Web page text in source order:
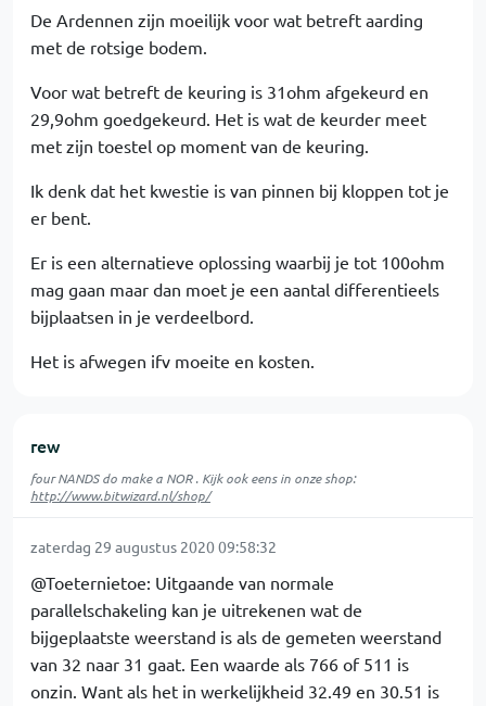
De Ardennen zijn moeilijk voor wat betreft aarding
met de rotsige bodem.
Voor wat betreft de keuring is 31ohm afgekeurd en
29,9ohm goedgekeurd. Het is wat de keurder meet
met zijn toestel op moment van de keuring.
Ik denk dat het kwestie is van pinnen bij kloppen tot je
er bent.
Er is een alternatieve oplossing waarbij je tot 100ohm
mag gaan maar dan moet je een aantal differentieels
bijplaatsen in je verdeelbord.
Het is afwegen ifv moeite en kosten.
rew
four NANDS do make a NOR . Kijk ook eens in onze shop:
http://www.bitwizard.nl/shop/
zaterdag 29 augustus 2020 09:58:32
@Toeternietoe: Uitgaande van normale
parallelschakeling kan je uitrekenen wat de
bijgeplaatste weerstand is als de gemeten weerstand
van 32 naar 31 gaat. Een waarde als 766 of 511 is
onzin. Want als het in werkelijkheid 32.49 en 30.51 is